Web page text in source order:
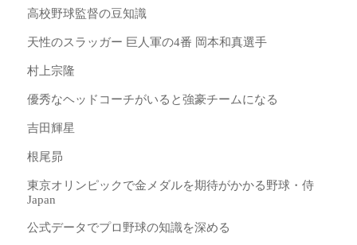
高校野球監督の豆知識
天性のスラッガー 巨人軍の4番 岡本和真選手
村上宗隆
優秀なヘッドコーチがいると強豪チームになる
吉田輝星
根尾昴
東京オリンピックで金メダルを期待がかかる野球・侍
Japan
公式データでプロ野球の知識を深める